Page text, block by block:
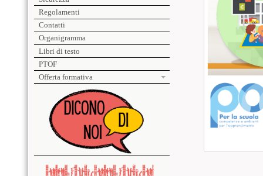
Regolamenti
Contatti
Organigramma
Libri di testo
PTOF
Offerta formativa